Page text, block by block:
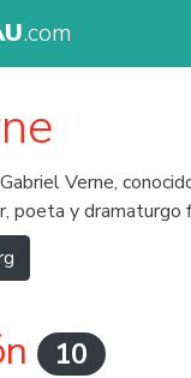
.com
Verne,
poeta y dramaturgo
10